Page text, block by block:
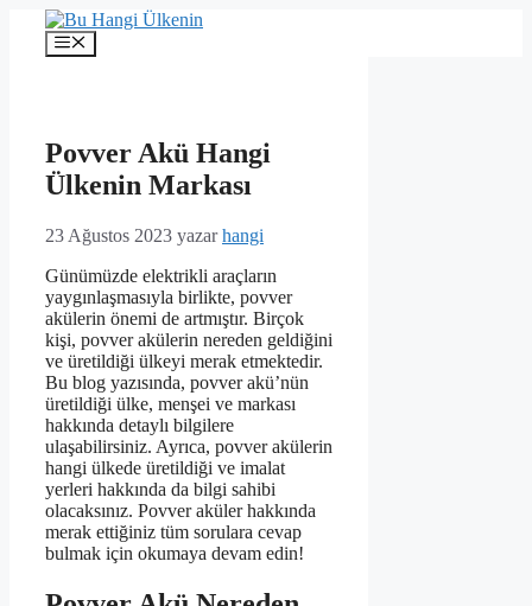
İçeriğe
Menü
Povver Akü Hangi
Ülkenin Markası
23 Ağustos 2023 yazarhangi
Günümüzde elektrikli araçların
yaygınlaşmasıyla birlikte, povver
akülerin önemi de artmıştır. Birçok
kişi, povver akülerin nereden geldiğini
ve üretildiği ülkeyi merak etmektedir.
Bu blog yazısında, povver akü’nün
üretildiği ülke, menşei ve markası
hakkında detaylı bilgilere
ulaşabilirsiniz. Ayrıca, povver akülerin
hangi ülkede üretildiği ve imalat
yerleri hakkında da bilgi sahibi
olacaksınız. Povver aküler hakkında
merak ettiğiniz tüm sorulara cevap
bulmak için okumaya devam edin!